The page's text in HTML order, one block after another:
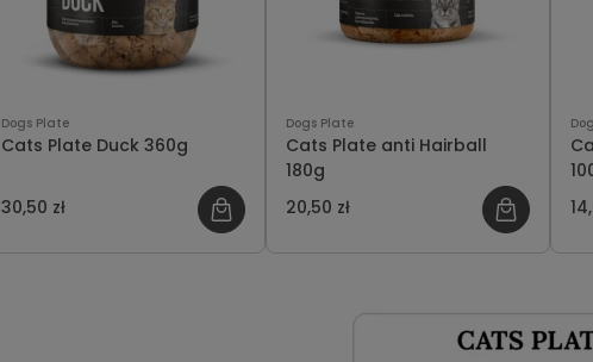
Dogs Plate
Cats Plate Duck 360g
30,50 zł
Dogs Plate
Cats Plate anti Hairball
180g
20,50 zł